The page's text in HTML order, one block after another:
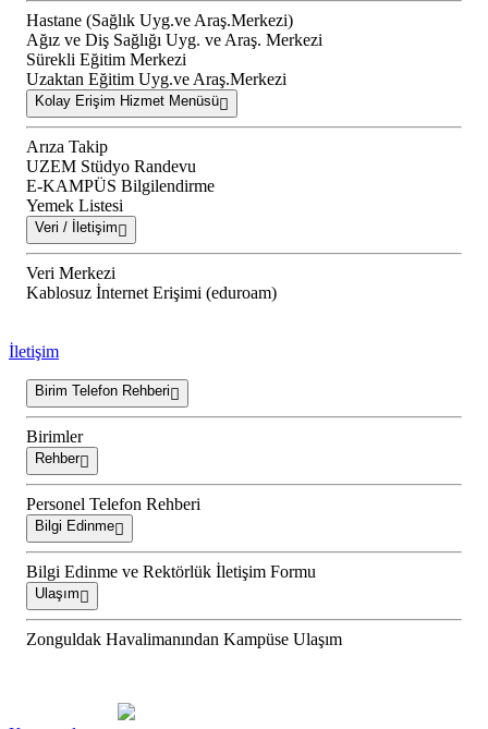
Hastane (Sağlık Uyg.ve Araş.Merkezi)
Ağız ve Diş Sağlığı Uyg. ve Araş. Merkezi
Sürekli Eğitim Merkezi
Uzaktan Eğitim Uyg.ve Araş.Merkezi
Kolay Erişim Hizmet Menüsü
Arıza Takip
UZEM Stüdyo Randevu
E-KAMPÜS Bilgilendirme
Yemek Listesi
Veri / İletişim
Veri Merkezi
Kablosuz İnternet Erişimi (eduroam)
İletişim
Birim Telefon Rehberi
Birimler
Rehber
Personel Telefon Rehberi
Bilgi Edinme
Bilgi Edinme ve Rektörlük İletişim Formu
Ulaşım
Zonguldak Havalimanından Kampüse Ulaşım